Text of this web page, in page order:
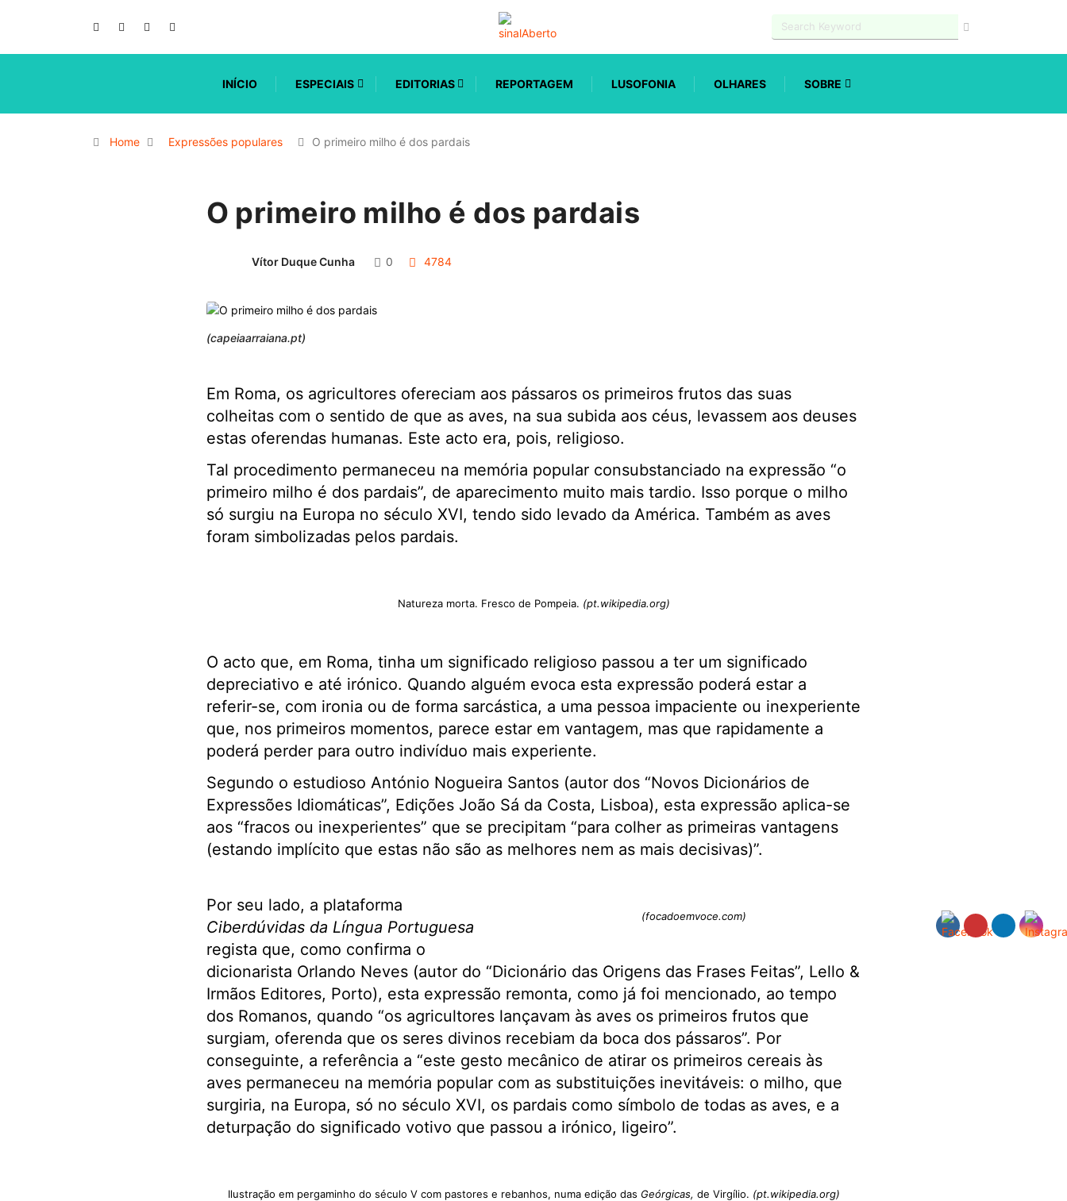
INÍCIO ESPECIAIS EDITORIAS REPORTAGEM LUSOFONIA OLHARES SOBRE
Home Expressões populares O primeiro milho é dos pardais
O primeiro milho é dos pardais
Vítor Duque Cunha 0 4784
(capeiaarraiana.pt)
Em Roma, os agricultores ofereciam aos pássaros os primeiros frutos das suas
colheitas com o sentido de que as aves, na sua subida aos céus, levassem aos deuses
estas oferendas humanas. Este acto era, pois, religioso.
Tal procedimento permaneceu na memória popular consubstanciado na expressão “o
primeiro milho é dos pardais”, de aparecimento muito mais tardio. Isso porque o milho
só surgiu na Europa no século XVI, tendo sido levado da América. Também as aves
foram simbolizadas pelos pardais.
Natureza morta. Fresco de Pompeia. (pt.wikipedia.org)
O acto que, em Roma, tinha um significado religioso passou a ter um significado
depreciativo e até irónico. Quando alguém evoca esta expressão poderá estar a
referir-se, com ironia ou de forma sarcástica, a uma pessoa impaciente ou inexperiente
que, nos primeiros momentos, parece estar em vantagem, mas que rapidamente a
poderá perder para outro indivíduo mais experiente.
Segundo o estudioso António Nogueira Santos (autor dos “Novos Dicionários de
Expressões Idiomáticas”, Edições João Sá da Costa, Lisboa), esta expressão aplica-se
aos “fracos ou inexperientes” que se precipitam “para colher as primeiras vantagens
(estando implícito que estas não são as melhores nem as mais decisivas)”.
(focadoemvoce.com)
Por seu lado, a plataforma
Ciberdúvidas da Língua Portuguesa
regista que, como confirma o
dicionarista Orlando Neves (autor do “Dicionário das Origens das Frases Feitas”, Lello &
Irmãos Editores, Porto), esta expressão remonta, como já foi mencionado, ao tempo
dos Romanos, quando “os agricultores lançavam às aves os primeiros frutos que
surgiam, oferenda que os seres divinos recebiam da boca dos pássaros”. Por
conseguinte, a referência a “este gesto mecânico de atirar os primeiros cereais às
aves permaneceu na memória popular com as substituições inevitáveis: o milho, que
surgiria, na Europa, só no século XVI, os pardais como símbolo de todas as aves, e a
deturpação do significado votivo que passou a irónico, ligeiro”.
Ilustração em pergaminho do século V com pastores e rebanhos, numa edição das Geórgicas, de Virgílio. (pt.wikipedia.org)